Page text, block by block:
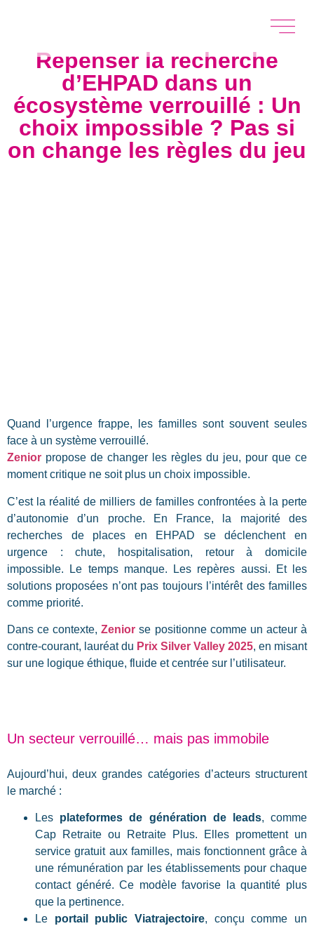
Repenser la recherche
d’EHPAD dans un
écosystème verrouillé : Un
choix impossible ? Pas si
on change les règles du jeu
Quand l’urgence frappe, les familles sont souvent seules
face à un système verrouillé.
Zenior propose de changer les règles du jeu, pour que ce
moment critique ne soit plus un choix impossible.
C’est la réalité de milliers de familles confrontées à la perte
d’autonomie d’un proche. En France, la majorité des
recherches de places en EHPAD se déclenchent en
urgence : chute, hospitalisation, retour à domicile
impossible. Le temps manque. Les repères aussi. Et les
solutions proposées n’ont pas toujours l’intérêt des familles
comme priorité.
Dans ce contexte,Zenior se positionne comme un acteur à
contre-courant, lauréat du Prix Silver Valley 2025, en misant
sur une logique éthique, fluide et centrée sur l’utilisateur.
Un secteur verrouillé… mais pas immobile
Aujourd’hui, deux grandes catégories d’acteurs structurent
le marché :
Les plateformes de génération de leads, comme
Cap Retraite ou Retraite Plus. Elles promettent un
service gratuit aux familles, mais fonctionnent grâce à
une rémunération par les établissements pour chaque
contact généré. Ce modèle favorise la quantité plus
que la pertinence.
Le portail public Viatrajectoire, conçu comme un